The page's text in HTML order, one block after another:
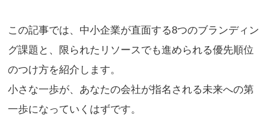
この記事では、中小企業が直面する8つのブランディン
グ課題と、限られたリソースでも進められる優先順位
のつけ方を紹介します。
小さな一歩が、あなたの会社が指名される未来への第
一歩になっていくはずです。